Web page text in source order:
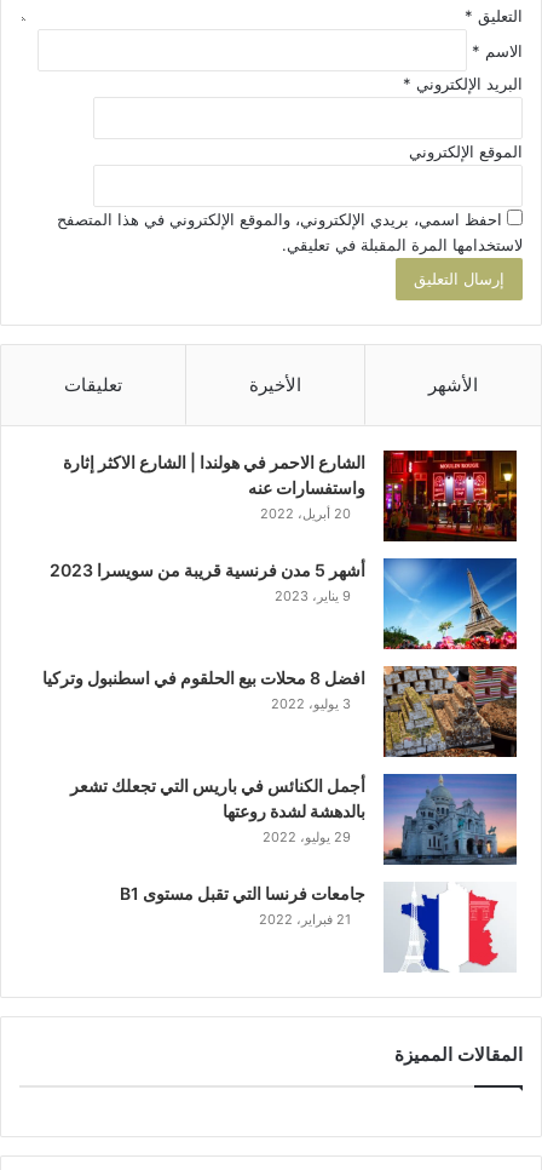
التعليق *
الاسم *
البريد الإلكتروني *
الموقع الإلكتروني
احفظ اسمي، بريدي الإلكتروني، والموقع الإلكتروني في هذا المتصفح
لاستخدامها المرة المقبلة في تعليقي.
الأشهر الأخيرة تعليقات
الشارع الاحمر في هولندا | الشارع الاكثر إثارة
واستفسارات عنه
20 أبريل، 2022
أشهر 5 مدن فرنسية قريبة من سويسرا 2023
9 يناير، 2023
افضل 8 محلات بيع الحلقوم في اسطنبول وتركيا
3 يوليو، 2022
أجمل الكنائس في باريس التي تجعلك تشعر
بالدهشة لشدة روعتها
29 يوليو، 2022
جامعات فرنسا التي تقبل مستوى B1
21 فبراير، 2022
المقالات المميزة